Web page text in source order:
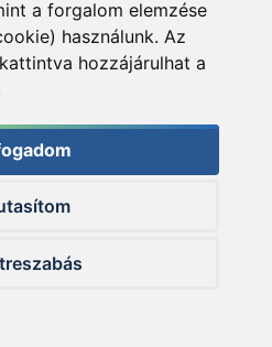
a forgalom elemzése
használunk. Az
hozzájárulhat a
erőltettem.